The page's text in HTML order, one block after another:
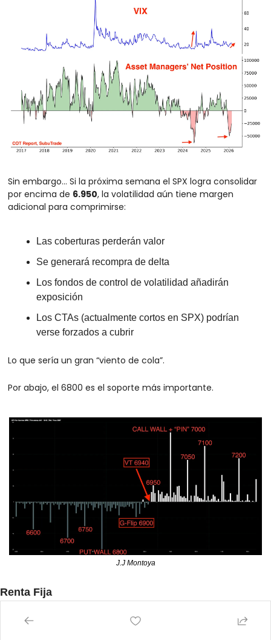
Sin embargo… Si la próxima semana el SPX logra consolidar
por encima de 6.950, la volatilidad aún tiene margen
adicional para comprimirse:
Las coberturas perderán valor
Se generará recompra de delta
Los fondos de control de volatilidad añadirán
exposición
Los CTAs (actualmente cortos en SPX) podrían
verse forzados a cubrir
Lo que sería un gran “viento de cola”.
Por abajo, el 6800 es el soporte más importante.
J.J Montoya
Renta Fija
Los rendimientos de los bonos del Tesoro subieron durante
la semana, con el tramo corto obteniendo un rendimiento